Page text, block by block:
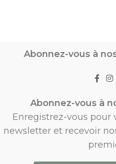
Abonnez-vous à
Abonnez-vous à
Enregistrez-vous pour
newsletter et recevoir